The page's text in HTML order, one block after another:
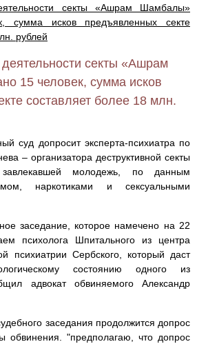
секты «Ашрам Шамбалы»
сумма исков предъявленных секте
рублей
секты «Ашрам
15 человек, сумма исков
составляет более 18 млн.
суд допросит эксперта-психиатра по
– организатора деструктивной секты
молодежь, по данным
наркотиками и сексуальными
заседание, которое намечено на 22
психолога Шпитального из центра
психиатрии Сербского, который даст
состоянию одного из
адвокат обвиняемого Александр
заседания продолжится допрос
обвинения. "предполагаю, что допрос